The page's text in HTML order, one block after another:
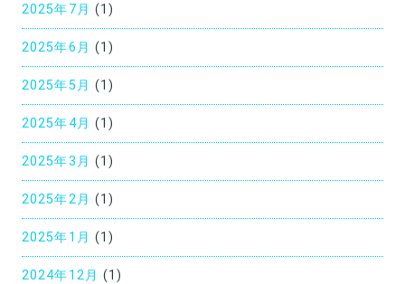
ン
2025年7月 (1)
2025年6月 (1)
2025年5月 (1)
2025年4月 (1)
2025年3月 (1)
2025年2月 (1)
2025年1月 (1)
2024年12月 (1)